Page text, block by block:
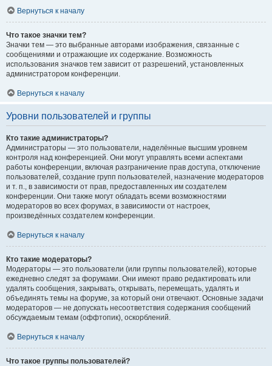
Вернуться к началу
Что такое значки тем?
Значки тем — это выбранные авторами изображения, связанные с
сообщениями и отражающие их содержание. Возможность
использования значков тем зависит от разрешений, установленных
администратором конференции.
Вернуться к началу
Уровни пользователей и группы
Кто такие администраторы?
Администраторы — это пользователи, наделённые высшим уровнем
контроля над конференцией. Они могут управлять всеми аспектами
работы конференции, включая разграничение прав доступа, отключение
пользователей, создание групп пользователей, назначение модераторов
и т. п., в зависимости от прав, предоставленных им создателем
конференции. Они также могут обладать всеми возможностями
модераторов во всех форумах, в зависимости от настроек,
произведённых создателем конференции.
Вернуться к началу
Кто такие модераторы?
Модераторы — это пользователи (или группы пользователей), которые
ежедневно следят за форумами. Они имеют право редактировать или
удалять сообщения, закрывать, открывать, перемещать, удалять и
объединять темы на форуме, за который они отвечают. Основные задачи
модераторов — не допускать несоответствия содержания сообщений
обсуждаемым темам (оффтопик), оскорблений.
Вернуться к началу
Что такое группы пользователей?